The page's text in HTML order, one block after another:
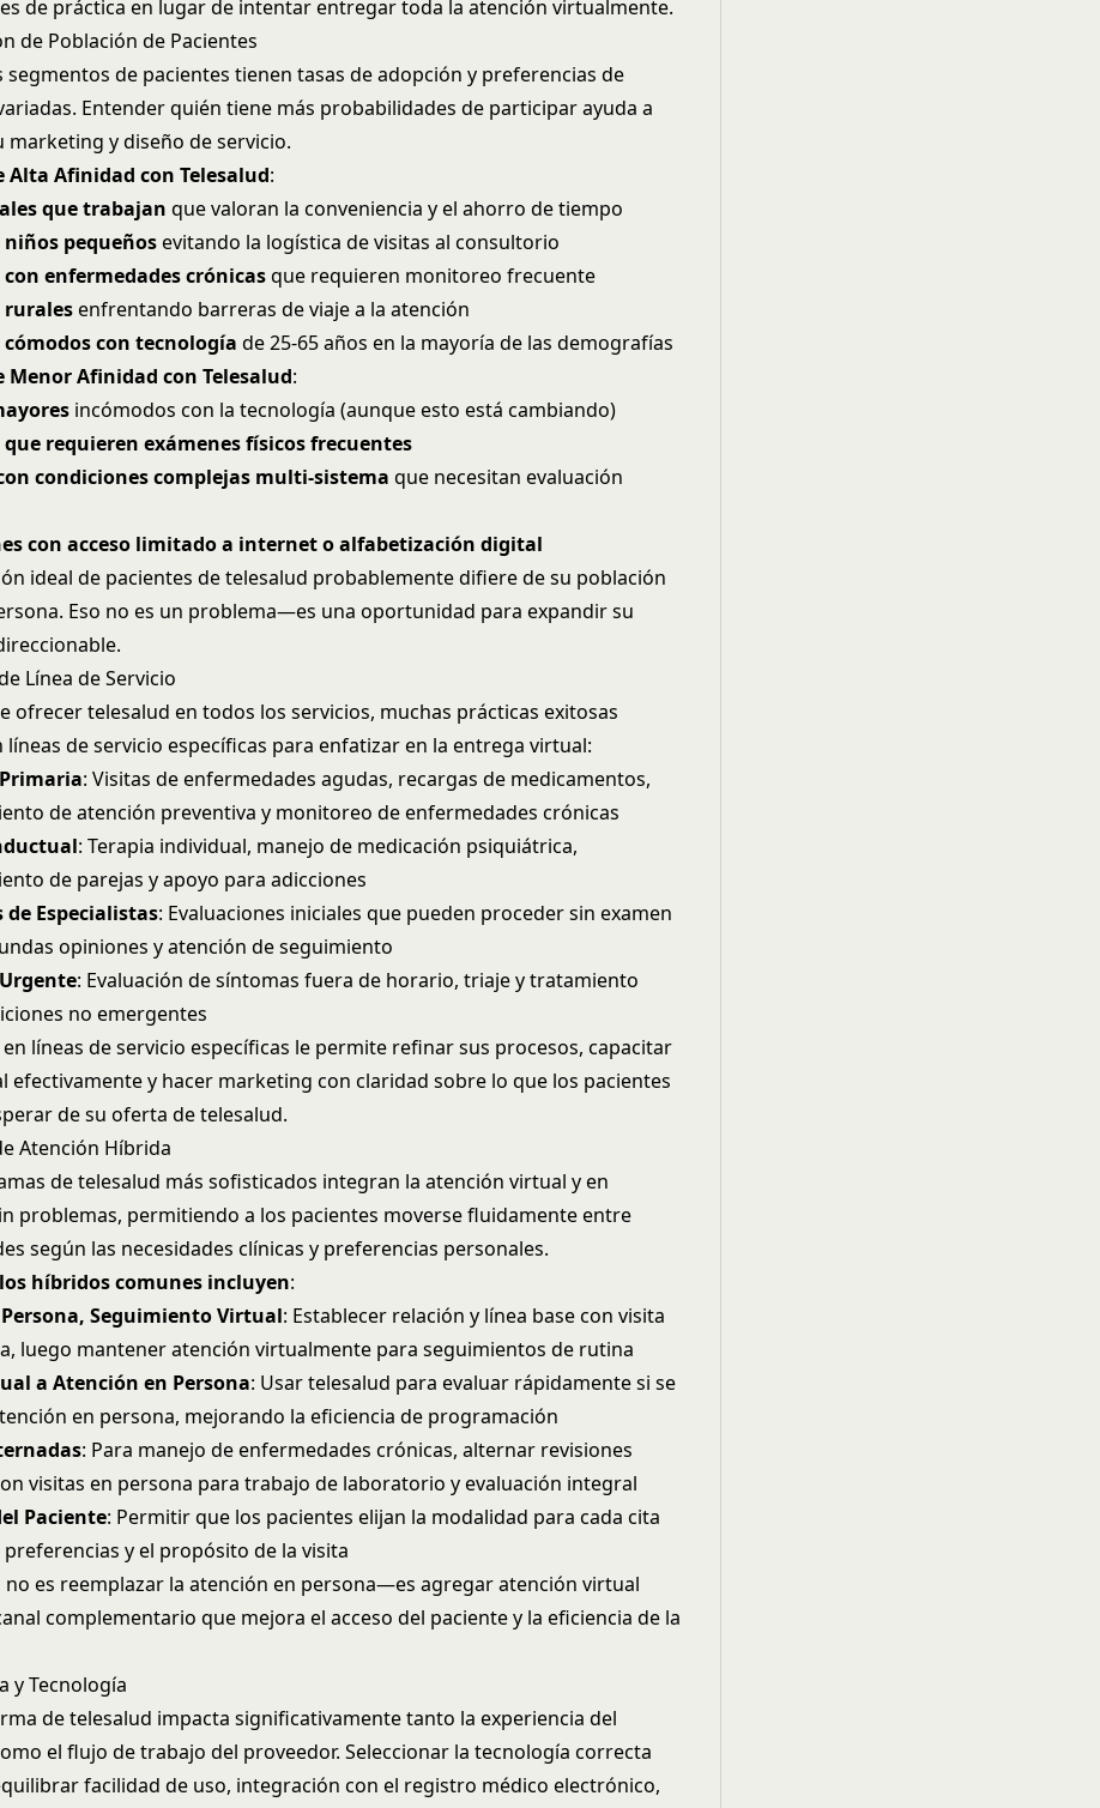
de práctica en lugar de intentar entregar toda la atención virtualmente.
de Población de Pacientes
segmentos de pacientes tienen tasas de adopción y preferencias de
Entender quién tiene más probabilidades de participar ayuda a
marketing y diseño de servicio.
Alta Afinidad con Telesalud:
que trabajan que valoran la conveniencia y el ahorro de tiempo
niños pequeñosevitando la logística de visitas al consultorio
con enfermedades crónicasque requieren monitoreo frecuente
ruralesenfrentando barreras de viaje a la atención
cómodos con tecnología de 25-65 años en la mayoría de las demografías
Menor Afinidad con Telesalud:
incómodos con la tecnología (aunque esto está cambiando)
que requieren exámenes físicos frecuentes
condiciones complejas multi-sistema que necesitan evaluación
con acceso limitado a internet o alfabetización digital
ideal de pacientes de telesalud probablemente difiere de su población
Eso no es un problema—es una oportunidad para expandir su
Línea de Servicio
ofrecer telesalud en todos los servicios, muchas prácticas exitosas
de servicio específicas para enfatizar en la entrega virtual:
: Visitas de enfermedades agudas, recargas de medicamentos,
de atención preventiva y monitoreo de enfermedades crónicas
: Terapia individual, manejo de medicación psiquiátrica,
de parejas y apoyo para adicciones
de Especialistas: Evaluaciones iniciales que pueden proceder sin examen
opiniones y atención de seguimiento
: Evaluación de síntomas fuera de horario, triaje y tratamiento
no emergentes
líneas de servicio específicas le permite refinar sus procesos, capacitar
efectivamente y hacer marketing con claridad sobre lo que los pacientes
de su oferta de telesalud.
Atención Híbrida
de telesalud más sofisticados integran la atención virtual y en
problemas, permitiendo a los pacientes moverse fluidamente entre
según las necesidades clínicas y preferencias personales.
híbridos comunes incluyen:
Seguimiento Virtual: Establecer relación y línea base con visita
luego mantener atención virtualmente para seguimientos de rutina
a Atención en Persona: Usar telesalud para evaluar rápidamente si se
en persona, mejorando la eficiencia de programación
: Para manejo de enfermedades crónicas, alternar revisiones
visitas en persona para trabajo de laboratorio y evaluación integral
Paciente: Permitir que los pacientes elijan la modalidad para cada cita
y el propósito de la visita
no es reemplazar la atención en persona—es agregar atención virtual
complementario que mejora el acceso del paciente y la eficiencia de la
y Tecnología
de telesalud impacta significativamente tanto la experiencia del
el flujo de trabajo del proveedor. Seleccionar la tecnología correcta
facilidad de uso, integración con el registro médico electrónico,